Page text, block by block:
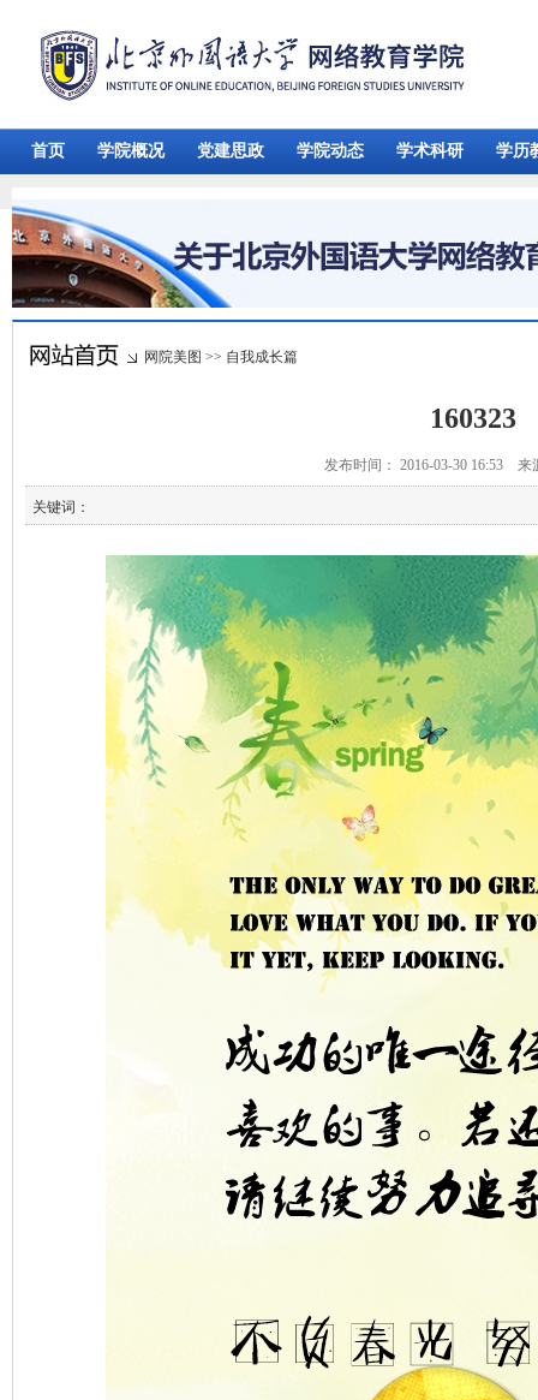
首页 学院概况 党建思政 学院动态 学术科研 学历
网院美图 >> 自我成长篇
160323
发布时间： 2016-03-30 16:53
关键词：